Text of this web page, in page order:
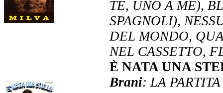
TE, UNO A ME),
SPAGNOLI),
DEL MONDO,
NEL CASSETTO,
È NATA UNA
Brani: LA